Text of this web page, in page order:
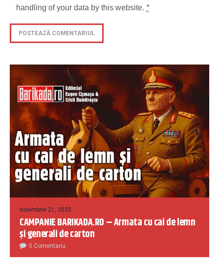
handling of your data by this website. *
noiembrie 21, 2025
CAMPANIE BARIKADA.RO – Armata cu cai de lemn
și generali de carton
0 Comentariu